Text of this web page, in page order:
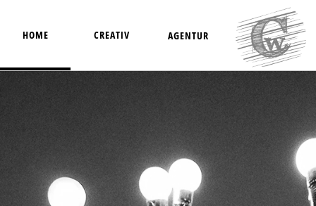
HOME CREATIV AGENTUR